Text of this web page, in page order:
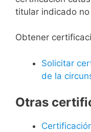
titular indicado
Obtener
Solicitar
de la
Otras